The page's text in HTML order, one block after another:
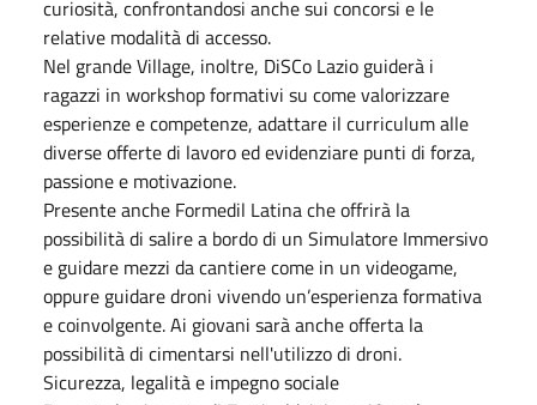
curiosità, confrontandosi anche sui concorsi e le
relative modalità di accesso.
Nel grande Village, inoltre, DiSCo Lazio guiderà i
ragazzi in workshop formativi su come valorizzare
esperienze e competenze, adattare il curriculum alle
diverse offerte di lavoro ed evidenziare punti di forza,
passione e motivazione.
Presente anche Formedil Latina che offrirà la
possibilità di salire a bordo di un Simulatore Immersivo
e guidare mezzi da cantiere come in un videogame,
oppure guidare droni vivendo un’esperienza formativa
e coinvolgente. Ai giovani sarà anche offerta la
possibilità di cimentarsi nell'utilizzo di droni.
Sicurezza, legalità e impegno sociale